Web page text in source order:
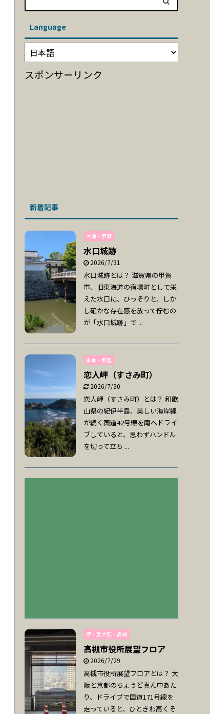
Language
スポンサーリンク
新着記事
大津・甲賀
水口城跡
2026/7/31
水口城跡とは？ 滋賀県の甲賀
市、旧東海道の宿場町として栄
えた水口に、ひっそりと、しか
し確かな存在感を放って佇むの
が「水口城跡」で ...
串本・那智
恋人岬（すさみ町）
2026/7/30
恋人岬（すさみ町）とは？ 和歌
山県の紀伊半島、美しい海岸線
が続く国道42号線を南へドライ
ブしていると、思わずハンドル
を切って立ち ...
堺・東大阪・高槻
高槻市役所展望フロア
2026/7/29
高槻市役所展望フロアとは？ 大
阪と京都のちょうど真ん中あた
り、ドライブで国道171号線を
走っていると、ひときわ高くそ